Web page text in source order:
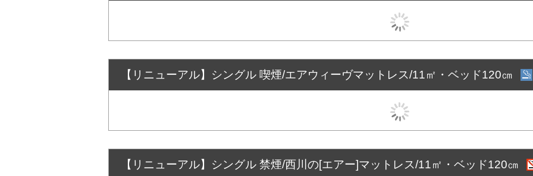
【リニューアル】シングル 喫煙/エアウィーヴマットレス/11㎡・ベッド120㎝
【リニューアル】シングル 禁煙/西川の[エアー]マットレス/11㎡・ベッド120㎝